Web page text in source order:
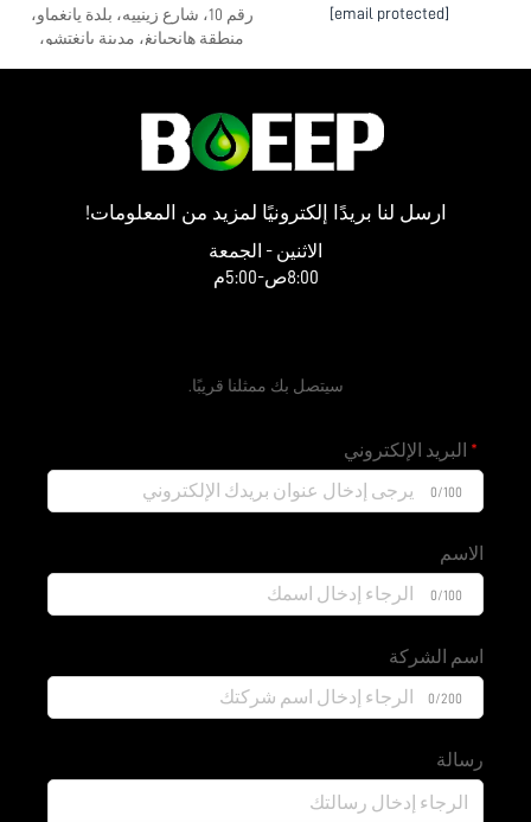
[email protected]
رقم 10، شارع زينييه، بلدة يانغماو،
منطقة هانجيانغ، مدينة يانغتشو،
ارسل لنا بريدًا إلكترونيًا لمزيد من المعلومات!
الاثنين - الجمعة
8:00ص-5:00م
سيتصل بك ممثلنا قريبًا.
البريد الإلكتروني
0/100
الاسم
0/100
اسم الشركة
0/200
رسالة